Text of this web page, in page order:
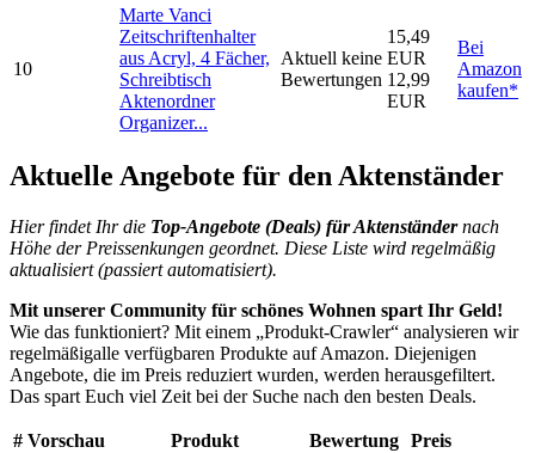
10
Marte Vanci
Zeitschriftenhalter
aus Acryl, 4 Fächer,
Schreibtisch
Aktenordner
Organizer...
Aktuell keine
Bewertungen
15,49
EUR
12,99
EUR
Bei
Amazon
kaufen*
Aktuelle Angebote für den Aktenständer
Hier findet Ihr die Top-Angebote (Deals) für Aktenständernach
Höhe der Preissenkungen geordnet. Diese Liste wird regelmäßig
aktualisiert (passiert automatisiert).
Mit unserer Community für schönes Wohnen spart Ihr Geld!
Wie das funktioniert? Mit einem „Produkt-Crawler“ analysieren wir
regelmäßigalle verfügbaren Produkte auf Amazon. Diejenigen
Angebote, die im Preis reduziert wurden, werden herausgefiltert.
Das spart Euch viel Zeit bei der Suche nach den besten Deals.
# Vorschau Produkt Bewertung Preis